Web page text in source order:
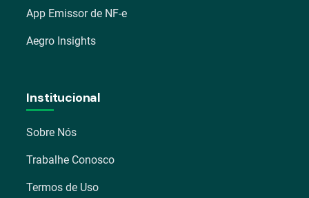
App Emissor de NF-e
Aegro Insights
Institucional
Sobre Nós
Trabalhe Conosco
Termos de Uso